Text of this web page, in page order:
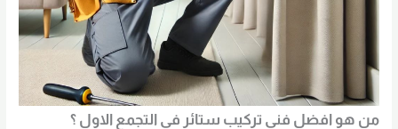
من هو افضل فني تركيب ستائر في التجمع الاول ؟